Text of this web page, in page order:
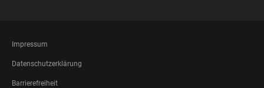
FOOTER
LEGAL
Impressum
Datenschutzerklärung
Barrierefreiheit